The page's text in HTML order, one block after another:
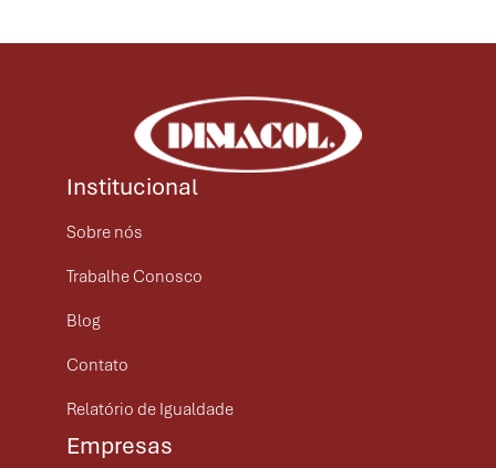
Institucional
Sobre nós
Trabalhe Conosco
Blog
Contato
Relatório de Igualdade
Empresas